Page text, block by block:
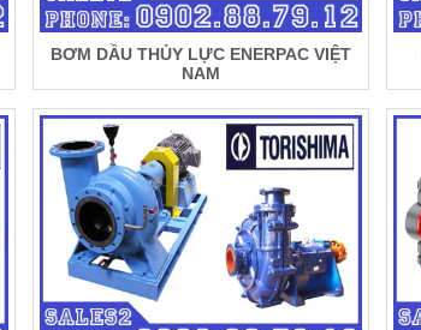
BƠM DẦU THỦY LỰC ENERPAC VIỆT
NAM